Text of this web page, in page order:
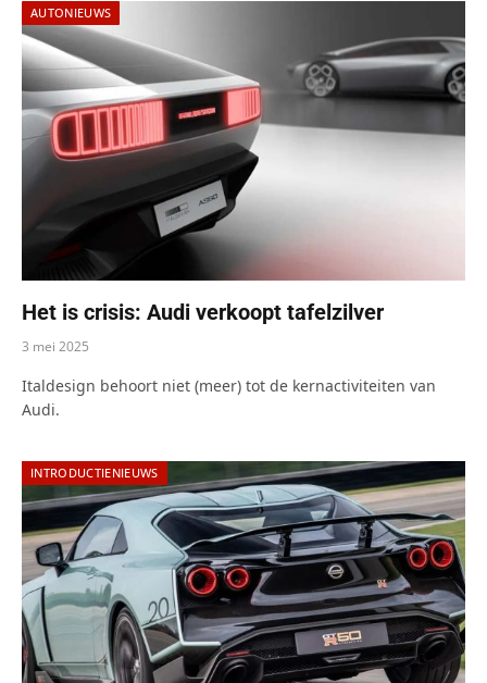
AUTONIEUWS
Het is crisis: Audi verkoopt tafelzilver
3 mei 2025
Italdesign behoort niet (meer) tot de kernactiviteiten van
Audi.
INTRODUCTIENIEUWS